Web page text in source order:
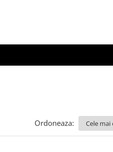
Ordoneaza: